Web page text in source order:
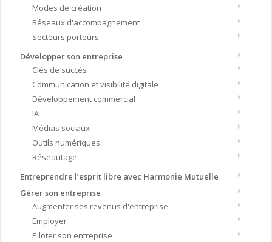
Modes de création
Réseaux d'accompagnement
Secteurs porteurs
Développer son entreprise
Clés de succès
Communication et visibilité digitale
Développement commercial
IA
Médias sociaux
Outils numériques
Réseautage
Entreprendre l’esprit libre avec Harmonie Mutuelle
Gérer son entreprise
Augmenter ses revenus d'entreprise
Employer
Piloter son entreprise